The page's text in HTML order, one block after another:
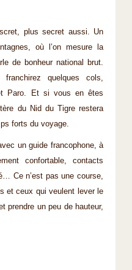
plus secret aussi. Un
où l’on mesure la
de bonheur national brut.
quelques cols,
Paro. Et si vous en êtes
du Nid du Tigre restera
forts du voyage.
un guide francophone, à
confortable, contacts
Ce n’est pas une course,
et ceux qui veulent lever le
prendre un peu de hauteur,